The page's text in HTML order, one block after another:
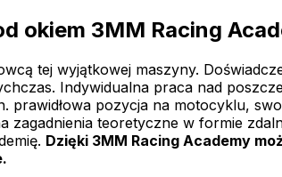
okiem 3MM Racing
tej wyjątkowej maszyny.
Indywidualna praca nad
pozycja na motocyklu,
teoretyczne w formie
Dzięki 3MM Racing Academy